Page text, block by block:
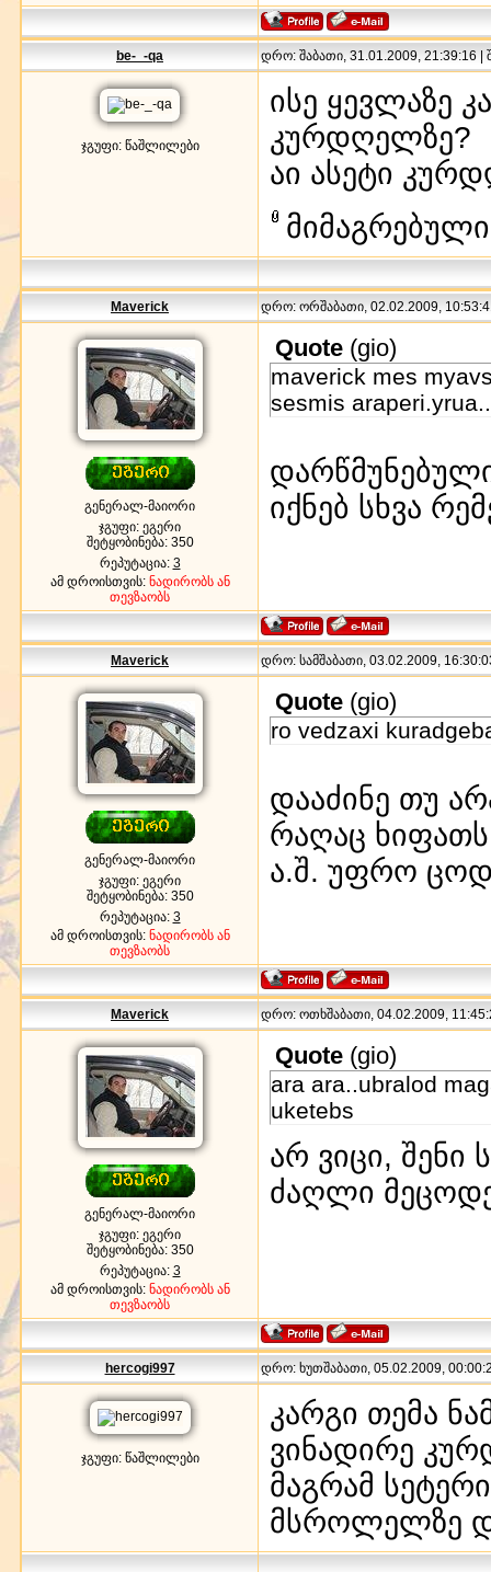
be-_-qa დრო: შაბათი, 31.01.2009, 21:39:16 |
ჯგუფი: წაშლილები
ისე ყევლაზე
კურდღელზე?
აი ასეტი
Maverick დრო: ორშაბათი, 02.02.2009,
გენერალ-მაიორი
ჯგუფი: ეგერი
შეტყობინება: 350
რეპუტაცია: 3
ამ დროისთვის: ნადირობს ან
თევზაობს
Quote (gio)
maverick mes
sesmis araperi.yrua..
იქნებ სხვა
Maverick დრო: სამშაბათი, 03.02.2009,
გენერალ-მაიორი
ჯგუფი: ეგერი
შეტყობინება: 350
რეპუტაცია: 3
ამ დროისთვის: ნადირობს ან
თევზაობს
Quote (gio)
ro vedzaxi
დააძინე თუ
რაღაც ხიფათს
ა.შ. უფრო
Maverick დრო: ოთხშაბათი, 04.02.2009,
გენერალ-მაიორი
ჯგუფი: ეგერი
შეტყობინება: 350
რეპუტაცია: 3
ამ დროისთვის: ნადირობს ან
თევზაობს
Quote (gio)
ara ara..ubralod
uketebs
არ ვიცი, შენი
ძაღლი
hercogi997 დრო: ხუთშაბათი, 05.02.2009,
ჯგუფი: წაშლილები
კარგი თემა
ვინადირე
მაგრამ
მსროლელზე